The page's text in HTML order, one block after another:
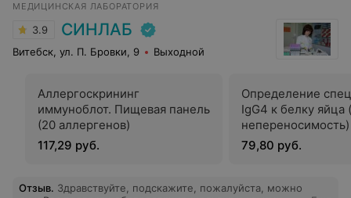
МЕДИЦИНСКАЯ ЛАБОРАТОРИЯ
3.9 СИНЛАБ
Витебск, ул. П. Бровки, 9 Выходной
Аллергоскрининг
иммуноблот. Пищевая панель
(20 аллергенов)
117,29 руб.
Определение
IgG4 к белку яйца
непереносимость)
79,80 руб.
Отзыв. Здравствуйте, подскажите, пожалуйста, можно